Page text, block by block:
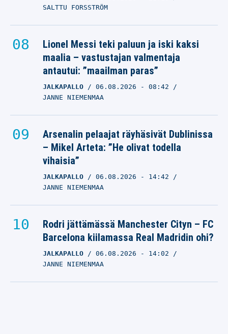
SALTTU FORSSTRÖM
Lionel Messi teki paluun ja iski kaksi
maalia – vastustajan valmentaja
antautui: ”maailman paras”
JALKAPALLO 06.08.2026 - 08:42
JANNE NIEMENMAA
Arsenalin pelaajat räyhäsivät Dublinissa
– Mikel Arteta: ”He olivat todella
vihaisia”
JALKAPALLO 06.08.2026 - 14:42
JANNE NIEMENMAA
Rodri jättämässä Manchester Cityn – FC
Barcelona kiilamassa Real Madridin ohi?
JALKAPALLO 06.08.2026 - 14:02
JANNE NIEMENMAA